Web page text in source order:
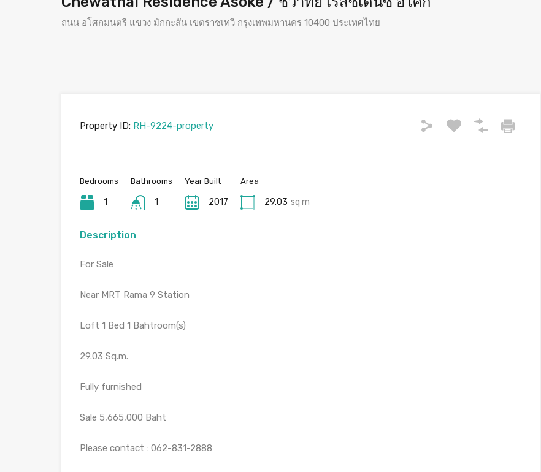
ถนน อโศกมนตรี แขวง มักกะสัน เขตราชเทวี กรุงเทพมหานคร 10400 ประเทศไทย
Property ID: RH-9224-property
Bedrooms
1
Bathrooms
1
Year Built
2017
Area
29.03 sq m
Description
For Sale
Near MRT Rama 9 Station
Loft 1 Bed 1 Bahtroom(s)
29.03 Sq.m.
Fully furnished
Sale 5,665,000 Baht
Please contact : 062-831-2888